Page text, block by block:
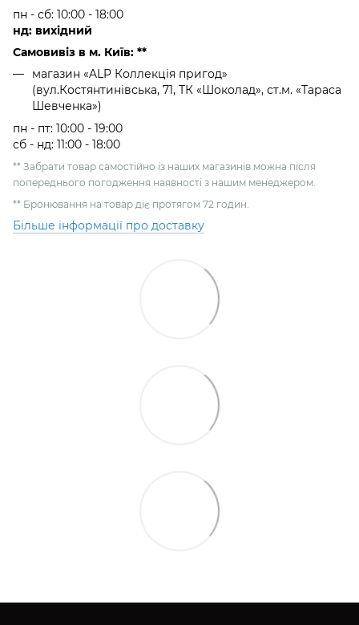
пн - сб: 10:00 - 18:00
нд: вихідний
Самовивіз в м. Київ: **
магазин «ALP Коллекція пригод»
(вул.Костянтинівська, 71, ТК «Шоколад», ст.м. «Тараса
Шевченка»)
пн - пт: 10:00 - 19:00
сб - нд: 11:00 - 18:00
** Забрати товар самостійно із наших магазинів можна після
попереднього погодження наявності з нашим менеджером.
** Бронювання на товар діє протягом 72 годин.
Більше інформації про доставку